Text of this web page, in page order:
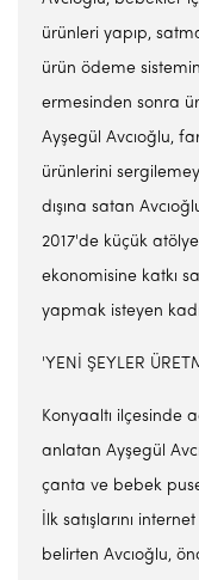
ürünleri yapıp,
ürün ödeme
ermesinden sonra
Ayşegül Avcıoğlu,
ürünlerini
dışına satan
2017'de küçük
ekonomisine katkı
yapmak isteyen
'YENİ ŞEYLER
Konyaaltı ilçesinde
anlatan Ayşegül
çanta ve bebek
İlk satışlarını internet
belirten Avcıoğlu,